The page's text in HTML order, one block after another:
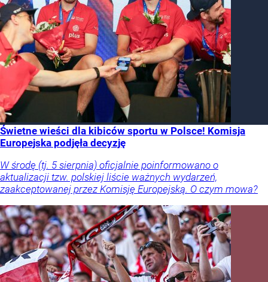
Świetne wieści dla kibiców sportu w Polsce! Komisja
Europejska podjęła decyzję
W środę (tj. 5 sierpnia) oficjalnie poinformowano o
aktualizacji tzw. polskiej liście ważnych wydarzeń,
zaakceptowanej przez Komisję Europejską. O czym mowa?